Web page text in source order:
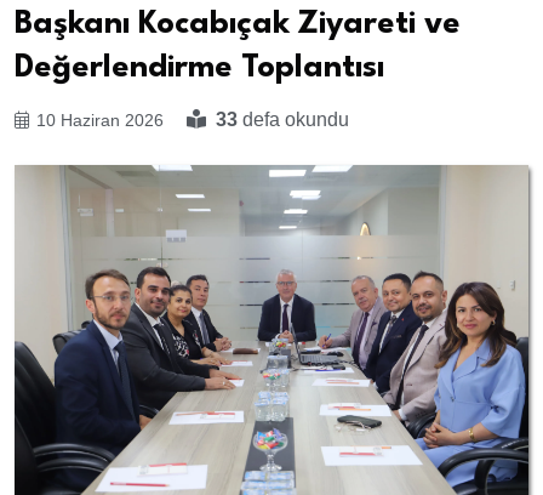
Başkanı Kocabıçak Ziyareti ve
Değerlendirme Toplantısı
10 Haziran 2026 33 defa okundu